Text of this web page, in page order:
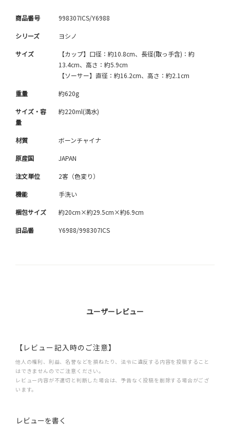
商品番号 998307ICS/Y6988
シリーズ ヨシノ
サイズ
【カップ】口径：約10.8cm、長径(取っ手含)：約
13.4cm、高さ：約5.9cm
【ソーサー】直径：約16.2cm、高さ：約2.1cm
重量 約620g
サイズ・容
量
約220ml(満水)
材質 ボーンチャイナ
原産国 JAPAN
注文単位 2客（色変り）
機能 手洗い
梱包サイズ 約20cm×約29.5cm×約6.9cm
旧品番 Y6988/998307ICS
ユーザーレビュー
【レビュー記入時のご注意】
他人の権利、利益、名誉などを損ねたり、法令に違反する内容を投稿すること
はできませんのでご注意ください。
レビュー内容が不適切と判断した場合は、予告なく投稿を削除する場合がござ
います。
レビューを書く